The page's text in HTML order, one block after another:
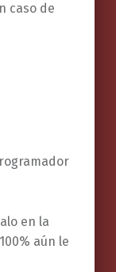
caso de
en la
aún le